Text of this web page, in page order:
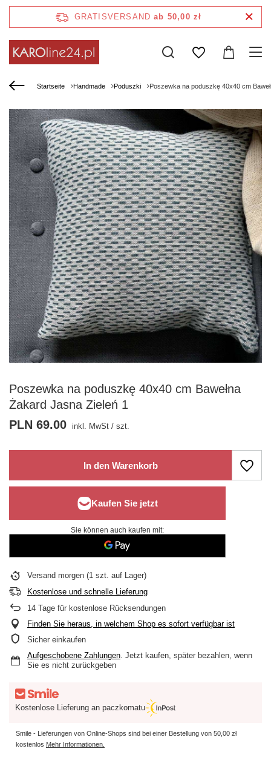
GRATISVERSAND ab 50,00 zł
Startseite Handmade Poduszki Poszewka na poduszkę 40x40 cm
Poszewka na poduszkę 40x40 cm Bawełna
Żakard Jasna Zieleń 1
PLN 69.00 inkl. MwSt / szt.
In den Warenkorb
Sie können auch kaufen mit:
Versand morgen (1 szt. auf Lager)
Kostenlose und schnelle Lieferung
14 Tage für kostenlose Rücksendungen
Finden Sie heraus, in welchem Shop es sofort verfügbar ist
Sicher einkaufen
Aufgeschobene Zahlungen. Jetzt kaufen, später bezahlen, wenn
Sie es nicht zurückgeben
Kostenlose Lieferung an paczkomatu
Smile - Lieferungen von Online-Shops sind bei einer Bestellung von 50,00 zł
kostenlos Mehr Informationen.